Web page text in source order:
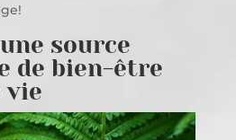
source
de bien-être
vie